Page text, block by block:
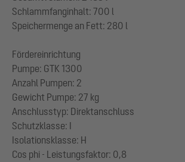
Schlammfanginhalt: 700 l
Speichermenge an Fett: 280 l
Fördereinrichtung
Pumpe: GTK 1300
Anzahl Pumpen: 2
Gewicht Pumpe: 27 kg
Anschlusstyp: Direktanschluss
Schutzklasse: I
Isolationsklasse: H
Cos phi - Leistungsfaktor: 0,8